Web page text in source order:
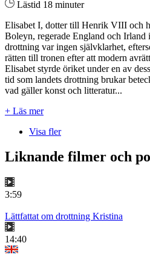
Lästid 18 minuter
Elisabet I, dotter till Henrik VIII och
Boleyn, regerade England och Irland
drottning var ingen självklarhet,
rätten till tronen efter att modern
Elisabet styrde öriket under en av
tid som landets drottning brukar
vad gäller konst och litteratur...
+ Läs mer
Visa fler
Liknande filmer och
3:59
Lättfattat om drottning Kristina
14:40